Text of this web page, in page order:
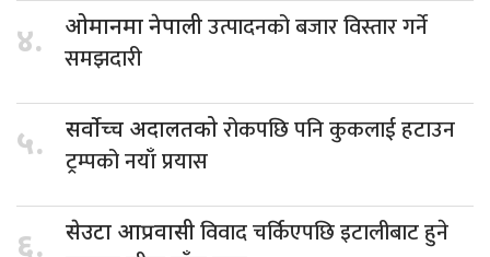
४. ओमानमा नेपालीउत्पादनको बजार विस्तार गर्ने
समझदारी
५. सर्वोच्च अदालतकोरोकपछि पनि कुकलाई हटाउन
ट्रम्पको नयाँ प्रयास
सेउटा आप्रवासीविवाद चर्किएपछि इटालीबाट हुने